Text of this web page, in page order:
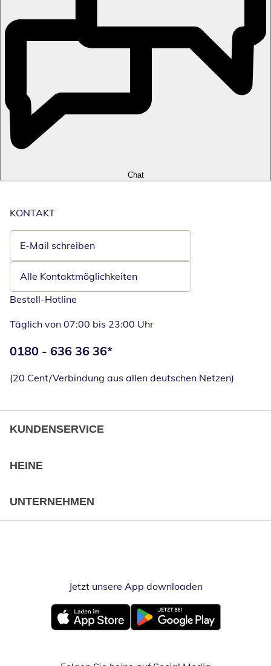
Chat
KONTAKT
E-Mail schreiben
Öffnet E-Mail-Client
Alle Kontaktmöglichkeiten
Bestell-Hotline
Täglich von 07:00 bis 23:00 Uhr
Telefonnummer:
0180 - 636 36 36*
(20 Cent/Verbindung aus allen deutschen Netzen)
KUNDENSERVICE
HEINE
UNTERNEHMEN
Jetzt unsere App downloadenÖffnet in
Öffnet in neuem FensterÖffnet in neuem Fenster